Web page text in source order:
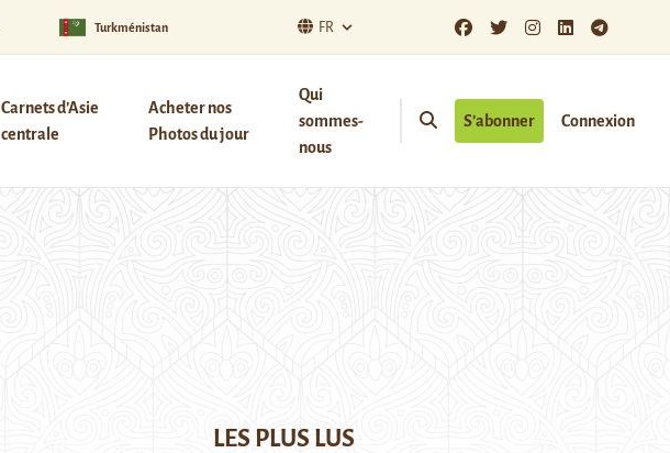
Turkménistan FR
Carnets d’Asie
centrale
Acheter nos
Photos du jour
Qui
sommes-
nous
S’abonner Connexion
LES PLUS LUS